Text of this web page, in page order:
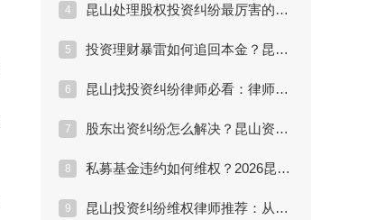
4 昆山处理股权投资纠纷最厉害的律师是谁？丁华律师实战案例解析
5 投资理财暴雷如何追回本金？昆山懂投资纠纷的律师深度复盘
6 昆山找投资纠纷律师必看：律师处理效果评估与收费标准揭秘
7 股东出资纠纷怎么解决？昆山资深投资律师办案经验分享
8 私募基金违约如何维权？2026昆山投资纠纷律师维权痛点分析
9 昆山投资纠纷维权律师推荐：从谈判到诉讼的全流程法律方案